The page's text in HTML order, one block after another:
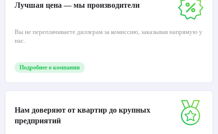
Лучшая цена — мы производители
Вы не переплачиваете диллерам за комиссию, заказывая напрямую у
нас.
Подробнее о компании
Нам доверяют от квартир до крупных
предприятий